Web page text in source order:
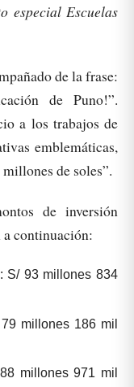
especial Escuelas
de la frase:
de Puno!”.
a los trabajos de
emblemáticas,
de soles”.
de inversión
a continuación:
S/ 93 millones 834
millones 186 mil
millones 971 mil